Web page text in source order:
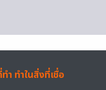
ำ ทำในสิ่งที่เชื่อ